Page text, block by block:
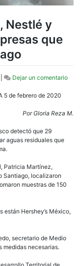
Nestlé y
que
Dejar un comentarioen
y
5 de febrero de 2020
Por Gloria Reza M.
detectó que 29
aguas residuales que
Patricia Martínez,
Santiago, localizaron
muestras de 150
están Hershey’s México,
secretario de Medio
medidas necesarias.